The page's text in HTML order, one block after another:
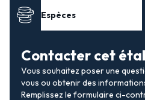
Espèces
Contacter cet
Vous souhaitez poser une
vous ou obtenir des
Remplissez le formulaire ci-